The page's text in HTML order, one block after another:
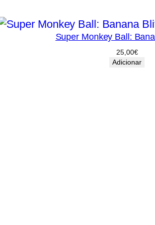
Super Monkey Ball:
25,00€
Adicionar